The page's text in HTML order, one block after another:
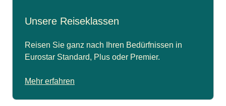
Unsere Reiseklassen
Reisen Sie ganz nach Ihren Bedürfnissen in
Eurostar Standard, Plus oder Premier.
Mehr erfahren